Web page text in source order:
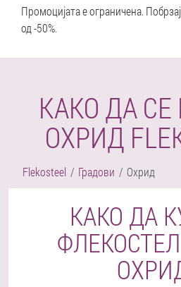
Промоцијата е ограничена.
од -50%.
КАКО ДА
ОХРИД
Flekosteel Градови Охрид
КАКО ДА